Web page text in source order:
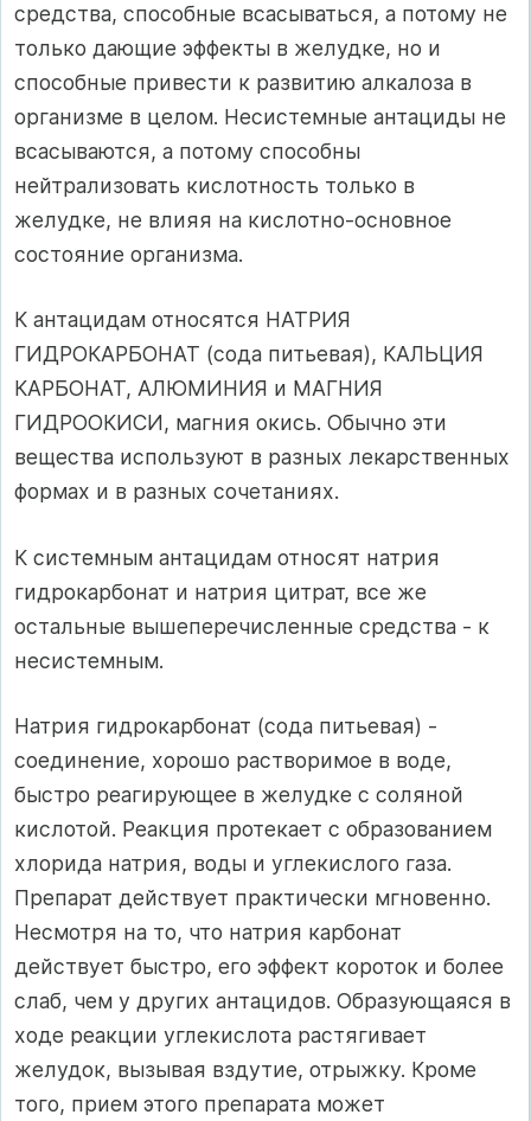
средства, способные всасываться, а потому не
только дающие эффекты в желудке, но и
способные привести к развитию алкалоза в
организме в целом. Несистемные антациды не
всасываются, а потому способны
нейтрализовать кислотность только в
желудке, не влияя на кислотно-основное
состояние организма.
К антацидам относятся НАТРИЯ
ГИДРОКАРБОНАТ (сода питьевая), КАЛЬЦИЯ
КАРБОНАТ, АЛЮМИНИЯ и МАГНИЯ
ГИДРООКИСИ, магния окись. Обычно эти
вещества используют в разных лекарственных
формах и в разных сочетаниях.
К системным антацидам относят натрия
гидрокарбонат и натрия цитрат, все же
остальные вышеперечисленные средства - к
несистемным.
Натрия гидрокарбонат (сода питьевая) -
соединение, хорошо растворимое в воде,
быстро реагирующее в желудке с соляной
кислотой. Реакция протекает с образованием
хлорида натрия, воды и углекислого газа.
Препарат действует практически мгновенно.
Несмотря на то, что натрия карбонат
действует быстро, его эффект короток и более
слаб, чем у других антацидов. Образующаяся в
ходе реакции углекислота растягивает
желудок, вызывая вздутие, отрыжку. Кроме
того, прием этого препарата может